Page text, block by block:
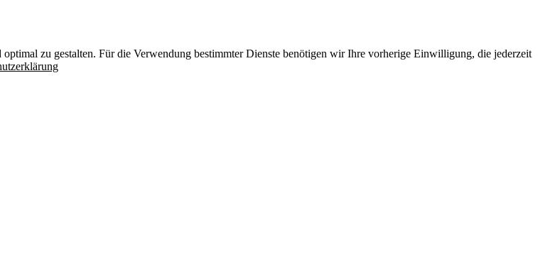
zu gestalten. Für die Verwendung bestimmter Dienste benötigen wir Ihre vorherige Einwilligung, die jederzeit